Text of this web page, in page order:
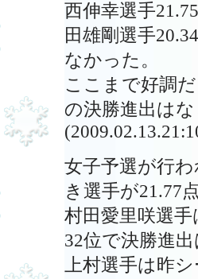
西伸幸選手
田雄剛選手
なかった。
ここまで好調
の決勝進出は
女子予選が行
き選手が21.77
村田愛里咲選手
32位で決勝進
上村選手は昨